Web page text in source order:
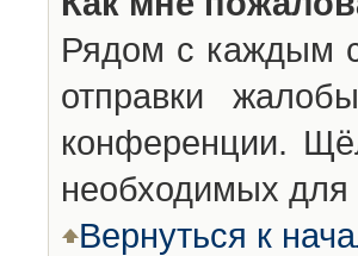
Рядом с каждым
отправки
конференции.
необходимых
Вернуться к